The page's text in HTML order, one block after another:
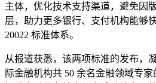
主体，优化技术支持渠道，避免因
层，助力更多银行、支付机构能够
20022 标准体系。
从报道获悉，该两项标准的发布，
际金融机构共 50 余名金融领域专